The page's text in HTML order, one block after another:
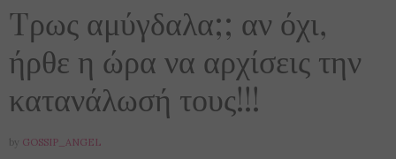
Tρως αμύγδαλα;; αν όχι,
ήρθε η ώρα να αρχίσεις την
κατανάλωσή τους!!!
by GOSSIP_ANGEL